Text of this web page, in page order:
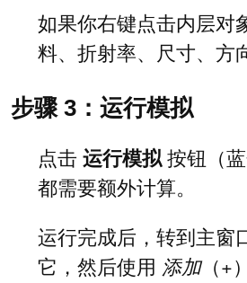
如果你右键点击内层对
料、折射率、尺寸、方
步骤 3：运行模拟
点击 运行模拟按钮（
都需要额外计算。
运行完成后，转到主窗
它，然后使用 添加（+